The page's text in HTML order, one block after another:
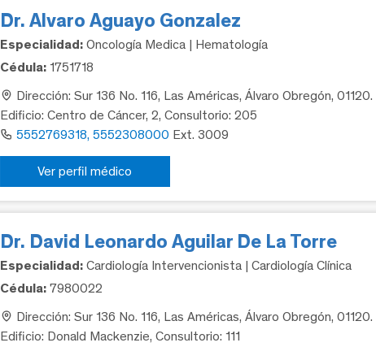
Dr. Alvaro Aguayo Gonzalez
Especialidad: Oncología Medica | Hematología
Cédula: 1751718
Dirección: Sur 136 No. 116, Las Américas, Álvaro Obregón, 01120.
Edificio: Centro de Cáncer, 2, Consultorio: 205
5552769318, 5552308000 Ext. 3009
Ver perfil médico
Dr. David Leonardo Aguilar De La Torre
Especialidad: Cardiología Intervencionista | Cardiología Clínica
Cédula: 7980022
Dirección: Sur 136 No. 116, Las Américas, Álvaro Obregón, 01120.
Edificio: Donald Mackenzie, Consultorio: 111